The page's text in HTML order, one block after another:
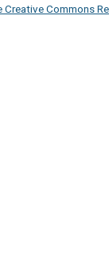
Creative Commons